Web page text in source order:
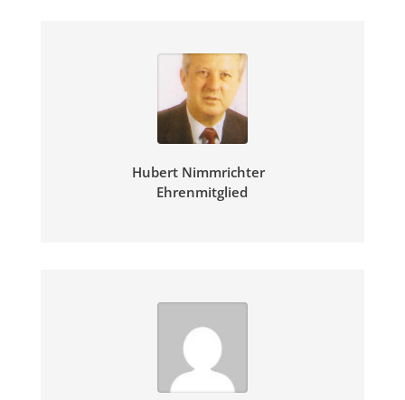
Hubert Nimmrichter
Ehrenmitglied